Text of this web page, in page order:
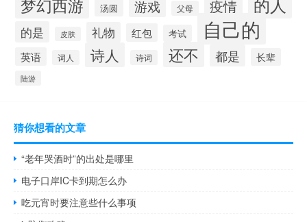
汤圆 游戏 父母 疫情
的是 皮肤 礼物 红包 考试 自己的
英语 词人 诗人 诗词 还不 都是 长辈
陆游
猜你想看的文章
“老年哭酒时”的出处是哪里
电子口岸IC卡到期怎么办
吃元宵时要注意些什么事项